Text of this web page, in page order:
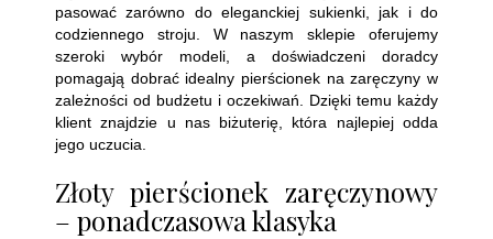
pasować zarówno do eleganckiej sukienki, jak i do
codziennego stroju. W naszym sklepie oferujemy
szeroki wybór modeli, a doświadczeni doradcy
pomagają dobrać idealny pierścionek na zaręczyny w
zależności od budżetu i oczekiwań. Dzięki temu każdy
klient znajdzie u nas biżuterię, która najlepiej odda
jego uczucia.
Złoty pierścionek zaręczynowy
– ponadczasowa klasyka